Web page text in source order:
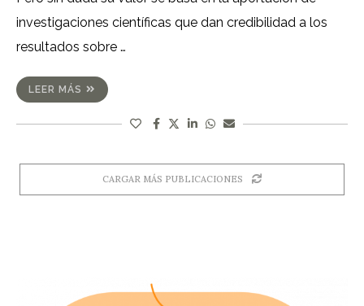
investigaciones científicas que dan credibilidad a los
resultados sobre …
LEER MÁS
CARGAR MÁS PUBLICACIONES